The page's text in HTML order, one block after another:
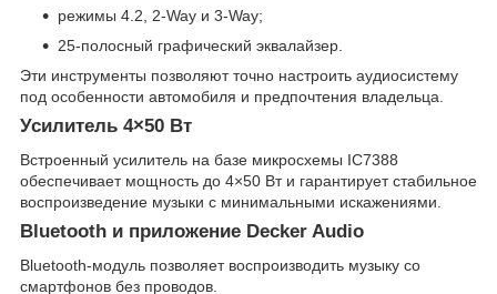
режимы 4.2, 2-Way и 3-Way;
25-полосный графический эквалайзер.
Эти инструменты позволяют точно настроить аудиосистему
под особенности автомобиля и предпочтения владельца.
Усилитель 4×50 Вт
Встроенный усилитель на базе микросхемы IC7388
обеспечивает мощность до 4×50 Вт и гарантирует стабильное
воспроизведение музыки с минимальными искажениями.
Bluetooth и приложение Decker Audio
Bluetooth-модуль позволяет воспроизводить музыку со
смартфонов без проводов.